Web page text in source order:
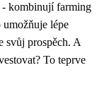
- kombinují farming
lépe
svůj prospěch. A
To teprve